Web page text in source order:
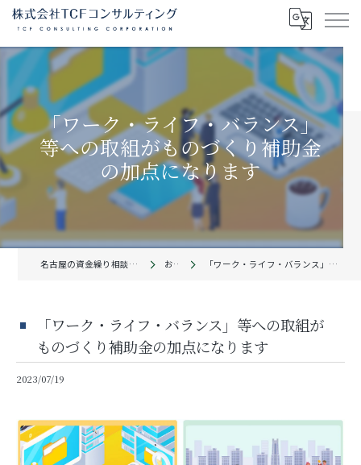
「ワーク・ライフ・バランス」
等への取組がものづくり補助金
の加点になります
名古屋の資金繰り相談なら株式会社TCFコンサルティング お知らせ 「ワーク・ライフ・バランス」等への取組がものづくり補助金の加点になります
「ワーク・ライフ・バランス」等への取組が
ものづくり補助金の加点になります
2023/07/19